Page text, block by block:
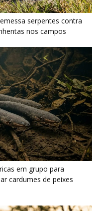
em grupo para
cardumes de peixes
e arremessos
peçonhentas no